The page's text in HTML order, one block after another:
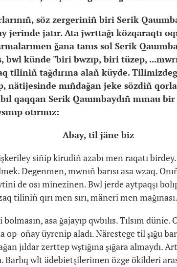
söz zergeriniñ biri Serik
jerinde jatır. Ata jwrttağı közqaraqtı
ğana tanıs sol Serik
bwl künde "biri bwzıp, biri tüzep, ...m
tiliniñ tağdırına alañ küyde.
nätijesinde mıñdağan jeke sözdiñ
qaqqan Serik Qauımbaydıñ mınau
otırmız:
Abay, til jäne biz
siñip kirudiñ azabı men raqatı
Degenmen, mwnıñ barısı asa wzaq.
de osı minezinen. Bwl jerde aytpaqşı
tiliniñ qırı men sırı, mäneri men mağınası.
asa ğajayıp qwbılıs. Tılsım dünie.
op-oñay üyrenip aladı. Närestege til şığu
jıldar zerttep wştığına şığara almaydı.
Barlıq wlt ädebietşilerimen özge ökilderi